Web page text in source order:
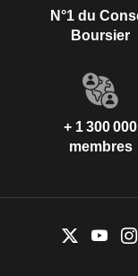
N°1 du
Boursier
+ 1 300 000
membres